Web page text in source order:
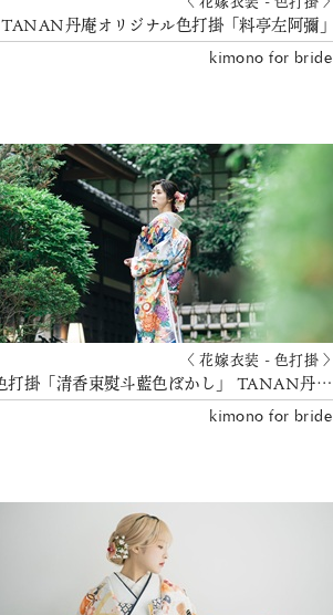
TANAN丹庵オリジナル色打掛「料亭左阿彌」
kimono for bride
〈 花嫁衣装 - 色打掛 〉
色打掛「清香束熨斗藍色ぼかし」 TANAN丹庵 京都結婚式 花嫁衣裳
kimono for bride